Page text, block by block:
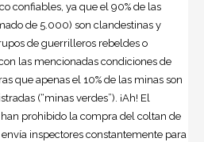
confiables, ya que el 90% de las
de 5.000) son clandestinas y
de guerrilleros rebeldes o
las mencionadas condiciones de
que apenas el 10% de las minas son
(“minas verdes”). ¡Ah! El
prohibido la compra del coltan de
envía inspectores constantemente para